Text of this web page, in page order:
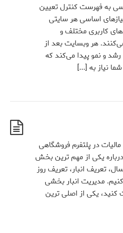
به فهرست کنترل تعیین
اساسی هر سایتی
کاربری مختلف و
هر وبسایت بعد از
و نمو پیدا می‌کند که
نیاز به [...]
در پلتفرم فروشگاهی
یکی از مهم ترین بخش
تعریف انبار، تعریف روز
مدیریت انبار بخشی
یکی از اصلی ترین